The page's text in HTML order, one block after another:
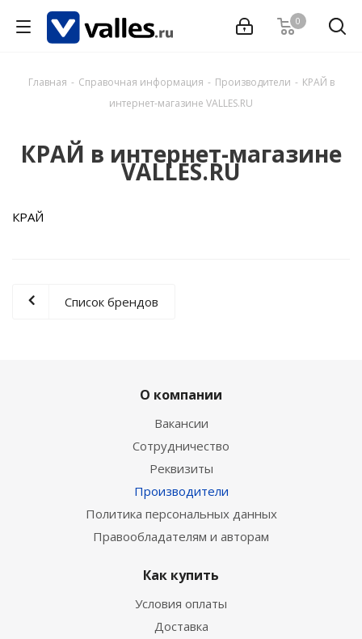
0
Главная - Справочная информация - Производители - КРАЙ в
интернет-магазине VALLES.RU
КРАЙ в интернет-магазине
VALLES.RU
КРАЙ
Список брендов
О компании
Вакансии
Сотрудничество
Реквизиты
Производители
Политика персональных данных
Правообладателям и авторам
Как купить
Условия оплаты
Доставка